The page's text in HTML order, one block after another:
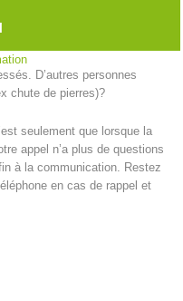
aigües dans la poitrine“...
D’autres personnes
chute de pierres)?
seulement que lorsque la
appel n’a plus de questions
à la communication. Restez
en cas de rappel et